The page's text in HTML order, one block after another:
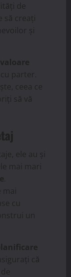
de
să creați
și
valoare
parter.
ceea ce
să vă
ele au și
mai mari
cu
un
că